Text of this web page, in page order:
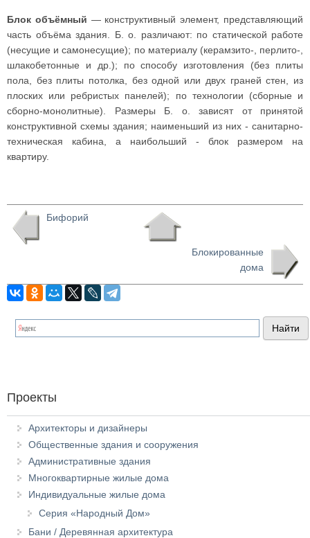
Блок объёмный — конструктивный элемент, представляющий
часть объёма здания. Б. о. различают: по статической работе
(несущие и самонесущие); по материалу (керамзито-, перлито-,
шлакобетонные и др.); по способу изготовления (без плиты
пола, без плиты потолка, без одной или двух граней стен, из
плоских или ребристых панелей); по технологии (сборные и
сборно-монолитные). Размеры Б. о. зависят от принятой
конструктивной схемы здания; наименьший из них - санитарно-
техническая кабина, а наибольший - блок размером на
квартиру.
Бифорий
Блокированные
дома
Проекты
Архитекторы и дизайнеры
Общественные здания и сооружения
Административные здания
Многоквартирные жилые дома
Индивидуальные жилые дома
Серия «Народный Дом»
Бани / Деревянная архитектура